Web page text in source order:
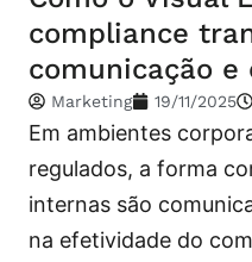
compliance
comunicação e
Marketing 19/11/2025
Em ambientes
regulados, a forma
internas são
na efetividade do